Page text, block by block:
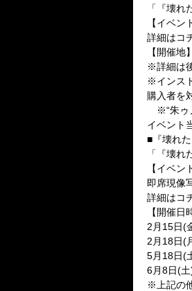
「『壊
【イベ
詳細はコ
【開催
※詳細は
※インス
購入者を
※“朱ゥ
イベント
■『壊れ
「『壊
【イベン
即席現像
詳細はコ
【開催日
2月15日(
2月18日(
5月18日(
6月8日(
※上記の